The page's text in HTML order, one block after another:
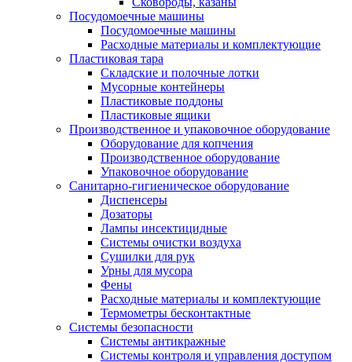
Посудомоечные машины
Посудомоечные машины
Расходные материалы и комплектующие
Пластиковая тара
Складские и полочные лотки
Мусорные контейнеры
Пластиковые поддоны
Пластиковые ящики
Производственное и упаковочное оборудование
Оборудование для копчения
Производственное оборудование
Упаковочное оборудование
Санитарно-гигиеническое оборудование
Диспенсеры
Дозаторы
Лампы инсектицидные
Системы очистки воздуха
Сушилки для рук
Урны для мусора
Фены
Расходные материалы и комплектующие
Термометры бесконтактные
Системы безопасности
Системы антикражные
Системы контроля и управления доступом